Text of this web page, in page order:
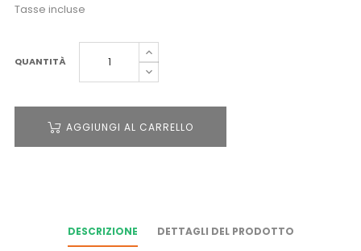
Tasse incluse
QUANTITÀ
AGGIUNGI AL CARRELLO
DESCRIZIONE DETTAGLI DEL PRODOTTO